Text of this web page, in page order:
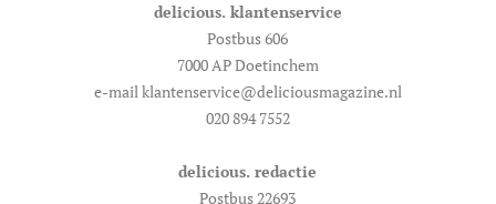
delicious. klantenservice
Postbus 606
7000 AP Doetinchem
e-mail klantenservice@deliciousmagazine.nl
020 894 7552
delicious. redactie
Postbus 22693